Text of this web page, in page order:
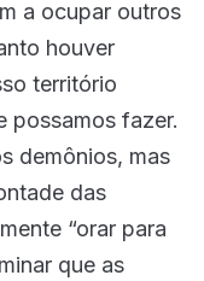
a ocupar outros
houver
território
possamos fazer.
demônios, mas
das
“orar para
que as